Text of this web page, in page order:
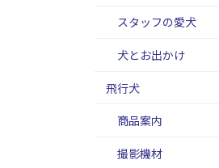
スタッフの愛犬
犬とお出かけ
飛行犬
商品案内
撮影機材